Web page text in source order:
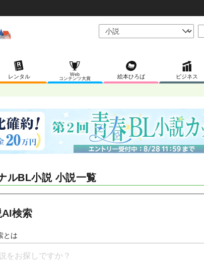
レンタル
Web
コンテンツ大賞
絵本ひろば ビジネス
ルBL小説 小説一覧
AI検索
とは